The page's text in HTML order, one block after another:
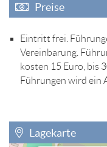
Preise
Eintritt frei.
Vereinbarung.
kosten 15 Euro, bis
Führungen wird ein
Lagekarte